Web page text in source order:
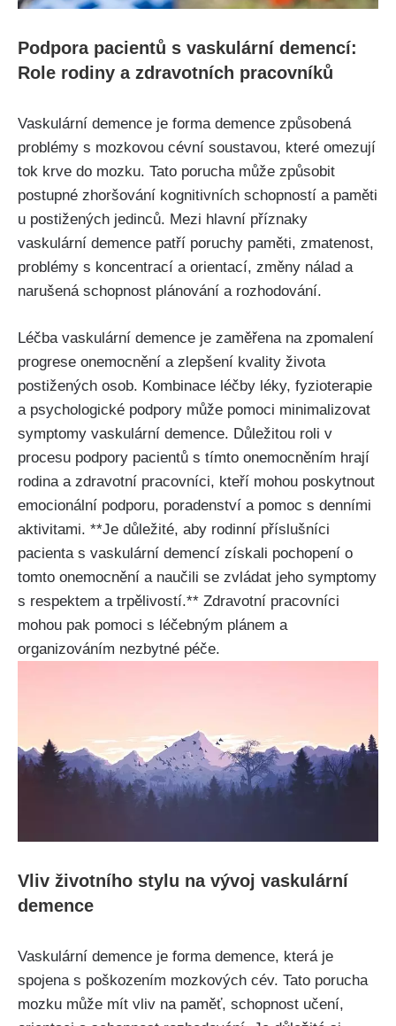
Podpora pacientů s vaskulární demencí:
Role rodiny a zdravotních pracovníků
Vaskulární demence je forma demence způsobená
problémy s mozkovou cévní soustavou, které omezují
tok krve do mozku. Tato porucha může způsobit
postupné zhoršování kognitivních schopností a paměti
u postižených jedinců. Mezi hlavní příznaky
vaskulární demence patří poruchy paměti, zmatenost,
problémy s koncentrací a orientací, změny nálad a
narušená schopnost plánování a rozhodování.
Léčba vaskulární demence je zaměřena na zpomalení
progrese onemocnění a zlepšení kvality života
postižených osob. Kombinace léčby léky, fyzioterapie
a psychologické podpory může pomoci minimalizovat
symptomy vaskulární demence. Důležitou roli v
procesu podpory pacientů s tímto onemocněním hrají
rodina a zdravotní pracovníci, kteří mohou poskytnout
emocionální podporu, poradenství a pomoc s denními
aktivitami. **Je důležité, aby rodinní příslušníci
pacienta s vaskulární demencí získali pochopení o
tomto onemocnění a naučili se zvládat jeho symptomy
s respektem a trpělivostí.** Zdravotní pracovníci
mohou pak pomoci s léčebným plánem a
organizováním nezbytné péče.
Vliv životního stylu na vývoj vaskulární
demence
Vaskulární demence je forma demence, která je
spojena s poškozením mozkových cév. Tato porucha
mozku může mít vliv na paměť, schopnost učení,